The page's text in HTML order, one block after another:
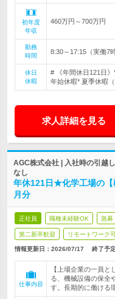
初年度
年収
460万円～700万円
勤務
時間
8:30～17:15（実働7
休日
休暇
# 《年間休日121日
年始休暇* 夏季休暇
求人詳細を見る
AGC株式会社 | 入社時の引越
なし
年休121日★化学工場の
月分
正社員 職種未経験OK 急募
第二新卒歓迎 リモートワーク
情報更新日：2026/07/17 終了予
仕事内容
【上場企業の一員
る、機械設備の保全
す。長期的に働ける